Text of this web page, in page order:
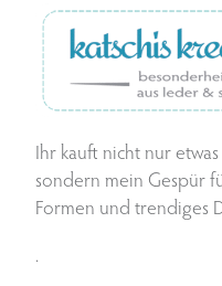
Ihr kauft nicht nur
sondern mein Gespür
Formen und trendiges
.